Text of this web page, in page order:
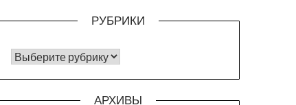
РУБРИКИ
РУБРИКИ
АРХИВЫ